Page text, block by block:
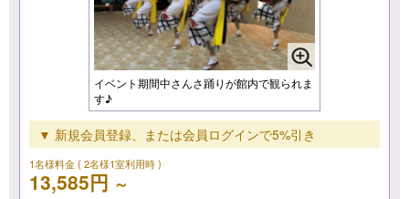
イベント期間中さんさ踊りが館内で観られま
す♪
▼ 新規会員登録、または会員ログインで5%引き
1名様料金( 2名様1室利用時 )
13,585円 ～